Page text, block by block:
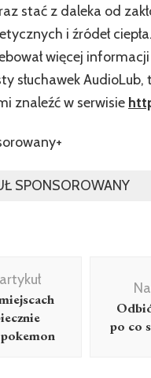
stać z daleka od
i źródeł
więcej
słuchawek AudioLub,
znaleźć w serwisie
SPONSOROWANY
po co